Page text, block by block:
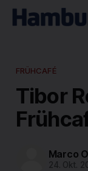
FRÜHCAFÉ
Tibor
Marco
24. Okt.